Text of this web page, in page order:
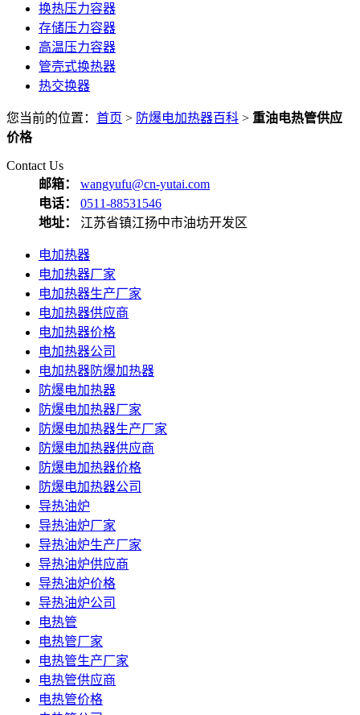
换热压力容器
存储压力容器
高温压力容器
管壳式换热器
热交换器
您当前的位置： 首页 > 防爆电加热器百科 > 重油电热管供应
价格
Contact Us
邮箱：
wangyufu@cn-yutai.com
电话：
0511-88531546
地址：
江苏省镇江扬中市油坊开发区
电加热器
电加热器厂家
电加热器生产厂家
电加热器供应商
电加热器价格
电加热器公司
电加热器防爆加热器
防爆电加热器
防爆电加热器厂家
防爆电加热器生产厂家
防爆电加热器供应商
防爆电加热器价格
防爆电加热器公司
导热油炉
导热油炉厂家
导热油炉生产厂家
导热油炉供应商
导热油炉价格
导热油炉公司
电热管
电热管厂家
电热管生产厂家
电热管供应商
电热管价格